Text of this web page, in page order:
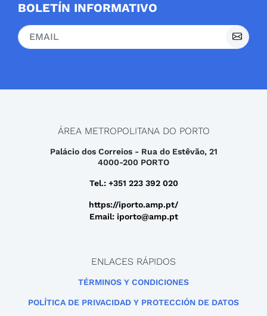
BOLETÍN INFORMATIVO
ÁREA METROPOLITANA DO PORTO
Palácio dos Correios - Rua do Estêvão, 21
4000-200 PORTO
Tel.: +351 223 392 020
https://iporto.amp.pt/
Email: iporto@amp.pt
ENLACES RÁPIDOS
TÉRMINOS Y CONDICIONES
POLÍTICA DE PRIVACIDAD Y PROTECCIÓN DE DATOS